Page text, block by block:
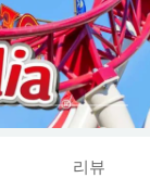
리뷰